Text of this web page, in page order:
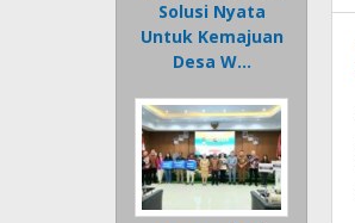
Solusi Nyata
Untuk Kemajuan
Desa W…